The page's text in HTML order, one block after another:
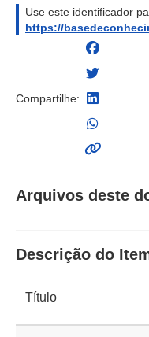
Use este identificador
https://
Compartilhe:
Arquivos deste
Descrição do
Título